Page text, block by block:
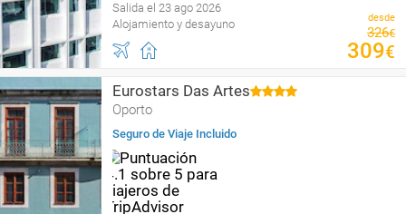
Salida el 23 ago 2026
Alojamiento y desayuno
desde
326€
309€
Eurostars Das Artes
Oporto
Seguro de Viaje Incluido